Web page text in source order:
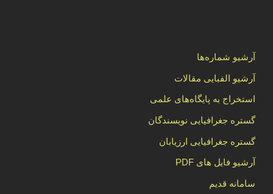
آرشیو شماره‌ها
آرشیو الفبایی مقالات
استخراج به پایگاه‌های علمی
گستره جغرافیایی نویسندگان
گستره جغرافیایی ارزیابان
آرشیو فایل های PDF
سامانه قدیم